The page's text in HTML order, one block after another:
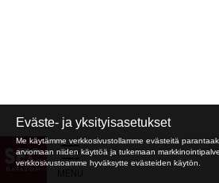
Eväste- ja yksityisasetukset
Me käytämme verkkosivustollamme evästeitä
arviomaan niiden käyttöä ja tukemaan
verkkosivustoamme hyväksytte evästeiden käytön.